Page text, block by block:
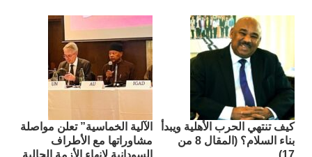
كيف تنتهي الحرب الأهلية ويبدأ
بناء السلام؟ (المقال 8 من
17)
الآلية الخماسية” تعلن مواصلة
مشاوراتها مع الأطراف
السودانية لإنهاء الأزمة الحالية